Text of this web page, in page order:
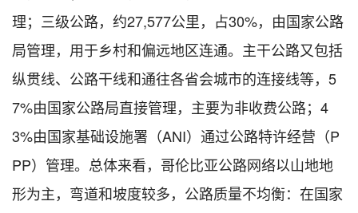
理；三级公路，约27,577公里，占30%，由国家公路
局管理，用于乡村和偏远地区连通。主干公路又包括
纵贯线、公路干线和通往各省会城市的连接线等，5
7%由国家公路局直接管理，主要为非收费公路；4
3%由国家基础设施署（ANI）通过公路特许经营（P
PP）管理。总体来看，哥伦比亚公路网络以山地地
形为主，弯道和坡度较多，公路质量不均衡：在国家